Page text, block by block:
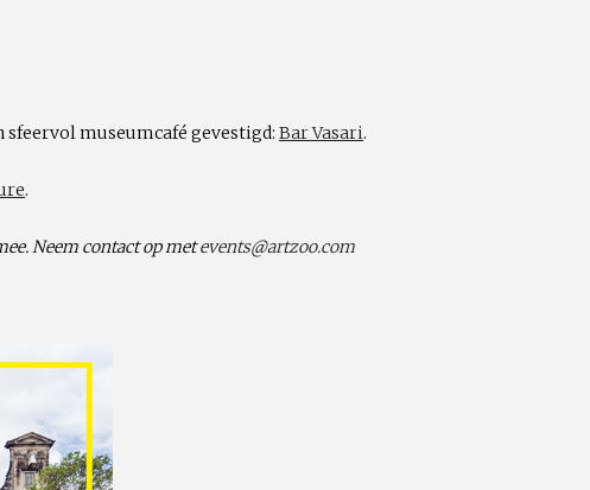
museumcafé gevestigd: Bar Vasari.
.
Neem contact op metevents@artzoo.com